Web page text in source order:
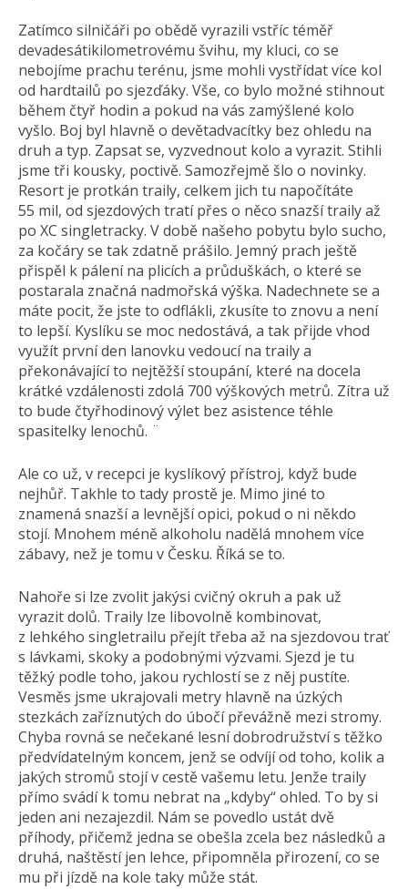
Zatímco silničáři po obědě vyrazili vstříc téměř
devadesátikilo­metrovému švihu, my kluci, co se
nebojíme prachu terénu, jsme mohli vystřídat více kol
od hardtailů po sjezďáky. Vše, co bylo možné stihnout
během čtyř hodin a pokud na vás zamýšlené kolo
vyšlo. Boj byl hlavně o devětadvacítky bez ohledu na
druh a typ. Zapsat se, vyzvednout kolo a vyrazit. Stihli
jsme tři kousky, poctivě. Samozřejmě šlo o novinky.
Resort je protkán traily, celkem jich tu napočítáte
55 mil, od sjezdových tratí přes o něco snazší traily až
po XC singletracky. V době našeho pobytu bylo sucho,
za kočáry se tak zdatně prášilo. Jemný prach ještě
přispěl k pálení na plicích a průduškách, o které se
postarala značná nadmořská výška. Nadechnete se a
máte pocit, že jste to odflákli, zkusíte to znovu a není
to lepší. Kyslíku se moc nedostává, a tak přijde vhod
využít první den lanovku vedoucí na traily a
překonávající to nejtěžší stoupání, které na docela
krátké vzdálenosti zdolá 700 výškových metrů. Zítra už
to bude čtyřhodinový výlet bez asistence téhle
spasitelky lenochů. ¨
Ale co už, v recepci je kyslíkový přístroj, když bude
nejhůř. Takhle to tady prostě je. Mimo jiné to
znamená snazší a levnější opici, pokud o ni někdo
stojí. Mnohem méně alkoholu nadělá mnohem více
zábavy, než je tomu v Česku. Říká se to.
Nahoře si lze zvolit jakýsi cvičný okruh a pak už
vyrazit dolů. Traily lze libovolně kombinovat,
z lehkého singletrailu přejít třeba až na sjezdovou trať
s lávkami, skoky a podobnými výzvami. Sjezd je tu
těžký podle toho, jakou rychlostí se z něj pustíte.
Vesměs jsme ukrajovali metry hlavně na úzkých
stezkách zaříznutých do úbočí převážně mezi stromy.
Chyba rovná se nečekané lesní dobrodružství s těžko
předvídatelným koncem, jenž se odvíjí od toho, kolik a
jakých stromů stojí v cestě vašemu letu. Jenže traily
přímo svádí k tomu nebrat na „kdyby“ ohled. To by si
jeden ani nezajezdil. Nám se povedlo ustát dvě
příhody, přičemž jedna se obešla zcela bez následků a
druhá, naštěstí jen lehce, připomněla přirození, co se
mu při jízdě na kole taky může stát.